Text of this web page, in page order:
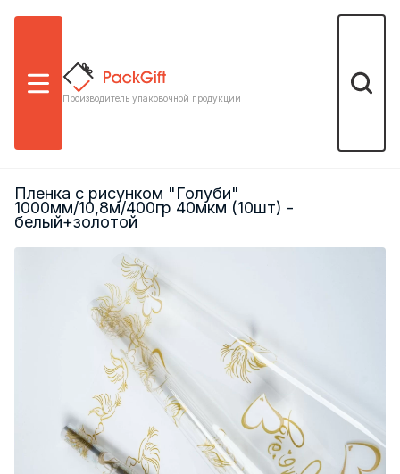
Меню
Производитель упаковочной продукции
Поиск
Пленка с рисунком "Голуби"
1000мм/10,8м/400гр 40мкм (10шт) -
белый+золотой